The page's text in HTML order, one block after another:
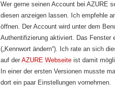
Wer gerne seinen Account bei AZURE
diesen anzeigen lassen. Ich empfehle
öffnen. Der Account wird unter dem
Authentifizierung aktiviert. Das Fenster
(„Kennwort ändern“). Ich rate an sich
auf der AZURE Webseite ist damit
In einer der ersten Versionen musste
dort ein paar Einstellungen vornehmen.